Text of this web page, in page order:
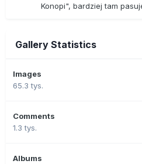
Konopi", bardziej tam
Gallery Statistics
Images
65.3 tys.
Comments
1.3 tys.
Albums